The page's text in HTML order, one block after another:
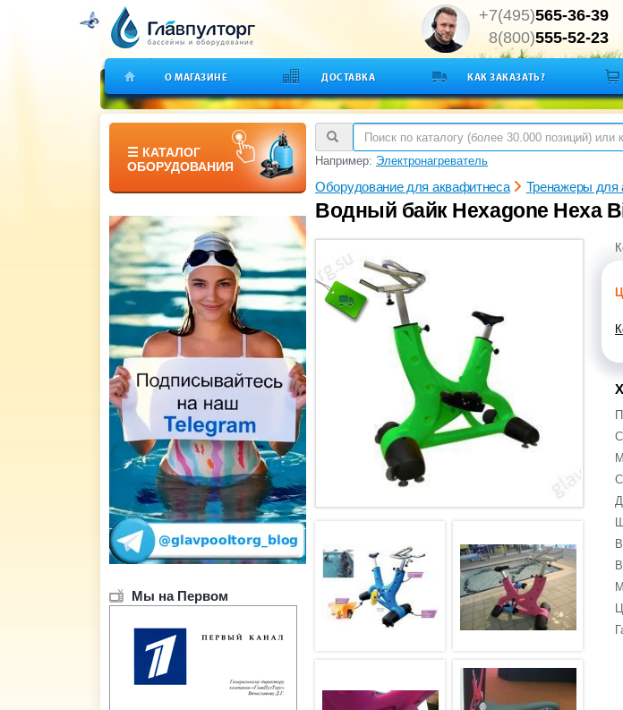
+7(495)565-36-39
8(800)555-52-23
О МАГАЗИНЕ ДОСТАВКА КАК ЗАКАЗАТЬ?
☰ КАТАЛОГ
ОБОРУДОВАНИЯ
Мы на Первом
Например: Электронагреватель
Оборудование для аквафитнеса Тренажеры для
Водный байк Hexagone Hexa